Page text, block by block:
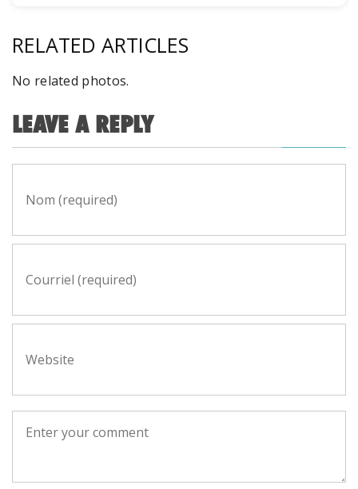
RELATED ARTICLES
No related photos.
LEAVE A REPLY